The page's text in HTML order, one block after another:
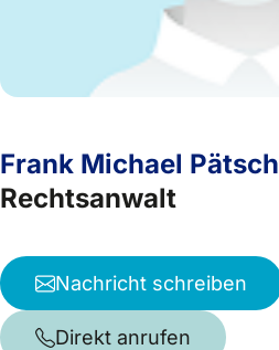
Frank Michael Pätsch
Rechtsanwalt
Nachricht schreiben
Direkt anrufen